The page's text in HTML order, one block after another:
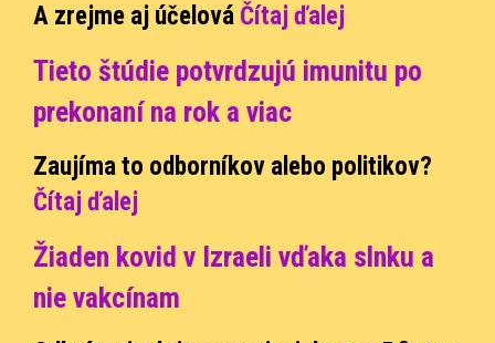
A zrejme aj účelová Čítaj ďalej
Tieto štúdie potvrdzujú imunitu po
prekonaní na rok a viac
Zaujíma to odborníkov alebo politikov?
Čítaj ďalej
Žiaden kovid v Izraeli vďaka slnku a
nie vakcínam